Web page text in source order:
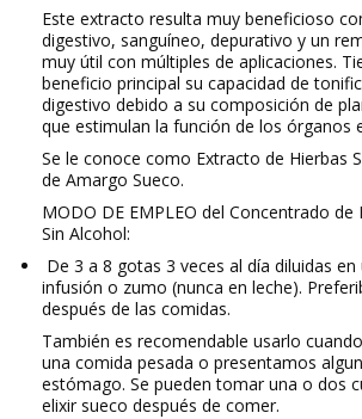
Este extracto resulta muy beneficioso
digestivo, sanguíneo, depurativo y un
muy útil con múltiples de aplicaciones.
beneficio principal su capacidad de
digestivo debido a su composición de
que estimulan la función de los órganos
Se le conoce como Extracto de Hierbas
de Amargo Sueco.
MODO DE EMPLEO del Concentrado de
Sin Alcohol:
De 3 a 8 gotas 3 veces al día diluidas
infusión o zumo (nunca en leche).
después de las comidas.
También es recomendable usarlo
una comida pesada o presentamos
estómago. Se pueden tomar una o dos
elixir sueco después de comer.